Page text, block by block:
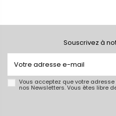
Souscrivez à
Vous acceptez que votre
nos Newsletters. Vous êtes libre